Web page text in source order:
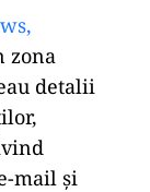
zona
detalii
mail și